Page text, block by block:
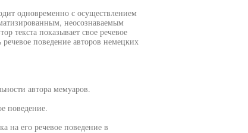
одновременно с осуществлением
неосознаваемым
текста показывает свое речевое
поведение авторов немецких
автора мемуаров.
поведение.
на его речевое поведение в